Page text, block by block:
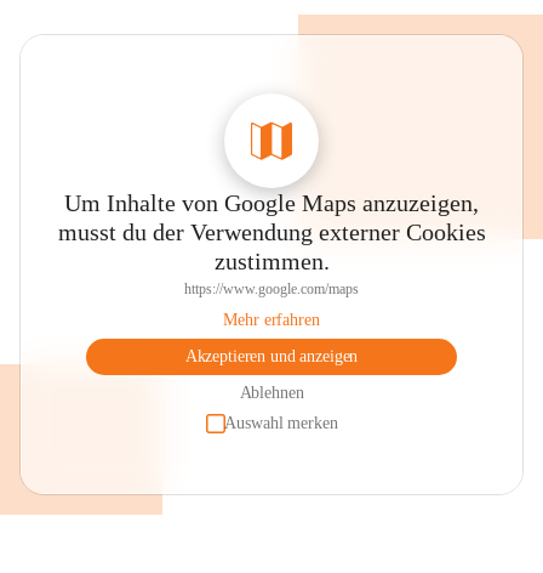
Um Inhalte von Google Maps anzuzeigen,
musst du der Verwendung externer Cookies
zustimmen.
https://www.google.com/maps
Mehr erfahren
Akzeptieren und anzeigen
Ablehnen
Auswahl merken